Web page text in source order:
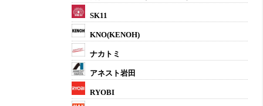
SK11
KNO(KENOH)
ナカトミ
アネスト岩田
RYOBI